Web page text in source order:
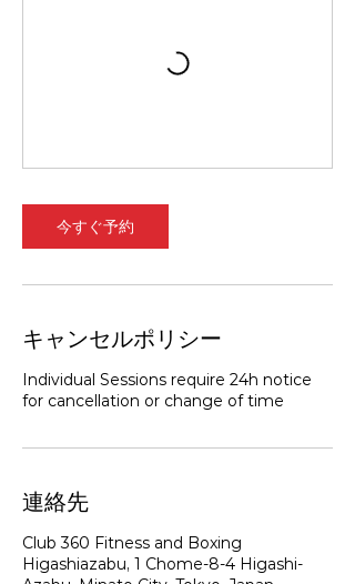
今すぐ予約
キャンセルポリシー
Individual Sessions require 24h notice
for cancellation or change of time
連絡先
Club 360 Fitness and Boxing
Higashiazabu, 1 Chome-8-4 Higashi-